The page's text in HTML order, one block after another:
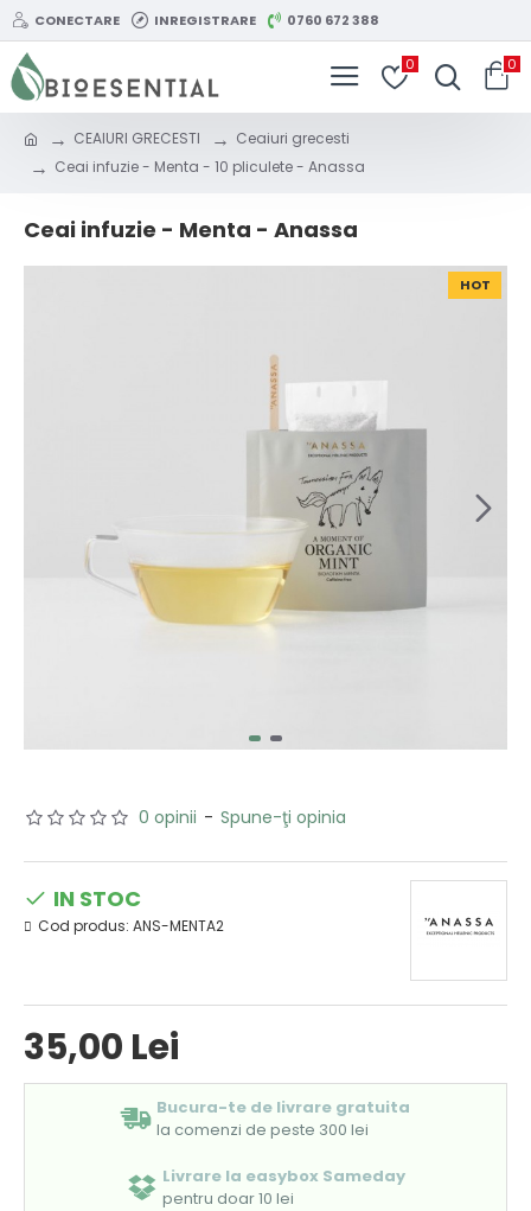
CONECTARE INREGISTRARE 0760 672 388
0 0
CEAIURI GRECESTI
Ceaiuri grecesti
Ceai infuzie - Menta - 10 pliculete - Anassa
Ceai infuzie - Menta - Anassa
HOT
0 opinii - Spune-ţi opinia
35,00 Lei
IN STOC
Cod produs: ANS-MENTA2
Bucura-te de livrare gratuita
la comenzi de peste 300 lei
Livrare la easybox Sameday
pentru doar 10 lei